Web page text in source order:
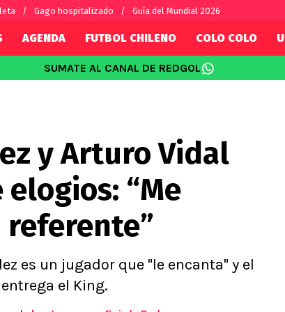
Gago hospitalizado Guía del Mundial 2026
mundo
Fútbol Argentino
Fútbol Brasileño
Conference
Ligue 1
AGENDA FUTBOL CHILENO COLO COLO
SUMATE AL CANAL DE REDGOL
y Arturo Vidal
“Me
referente”
es un jugador que "le encanta" y el
el King.